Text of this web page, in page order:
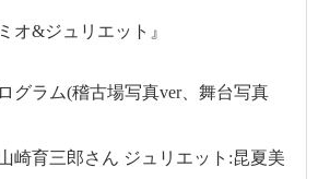
オ&ジュリエット』
グラム(稽古場写真ver、舞台写真
崎育三郎さん ジュリエット:昆夏美